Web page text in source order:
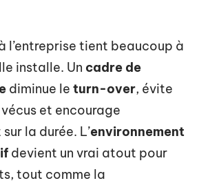
l’entreprise tient beaucoup à
installe. Un cadre de
diminue le turn-over, évite
et encourage
la durée. L’environnement
devient un vrai atout pour
tout comme la